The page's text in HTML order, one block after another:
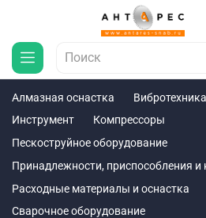
Алмазная оснастка Вибротехника
Инструмент
Компрессоры
Пескоструйное оборудование
Принадлежности, приспособления
Расходные материалы и оснастка
Сварочное оборудование